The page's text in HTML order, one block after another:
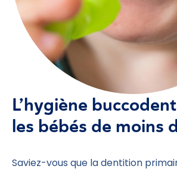
L’hygiène
les bébés de moins
Saviez-vous que la dentition